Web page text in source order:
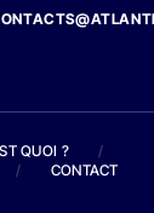
QUOI ?
/
/ CONTACT